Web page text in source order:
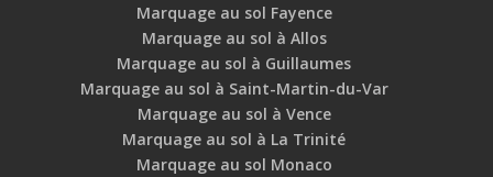
Marquage au sol Fayence
Marquage au sol à Allos
Marquage au sol à Guillaumes
Marquage au sol à Saint-Martin-du-Var
Marquage au sol à Vence
Marquage au sol à La Trinité
Marquage au sol Monaco